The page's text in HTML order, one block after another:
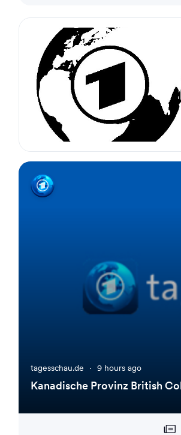
tagesschau.de · 9 hours ago
Kanadische Provinz British